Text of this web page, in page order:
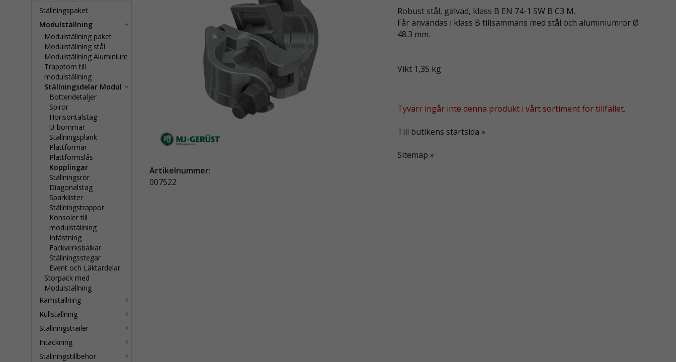
Ställningspaket
Modulställning
Modulställning paket
Modulställning stål
Modulställning Aluminium
Trapptorn till
modulställning
Ställningsdelar Modul
Bottendetaljer
Spiror
Horisontalstag
U-bommar
Ställningsplank
Plattformar
Plattformslås
Kopplingar
Ställningsrör
Diagonalstag
Sparklister
Ställningstrappor
Konsoler till
modulställning
Infästning
Fackverksbalkar
Ställningsstegar
Event och Läktardelar
Storpack med
Modulställning
Ramställning
Rullställning
Ställningstrailer
Intäckning
Ställningstillbehör
Robust stål, galvad, klass B EN 74-1 SW B C3 M.
Får användas i klass B tillsammans med stål och aluminiumrör Ø
48.3 mm.
Vikt 1,35 kg
Tyvärr ingår inte denna produkt i vårt sortiment för tillfället.
Till butikens startsida »
Sitemap »
Artikelnummer:
007522